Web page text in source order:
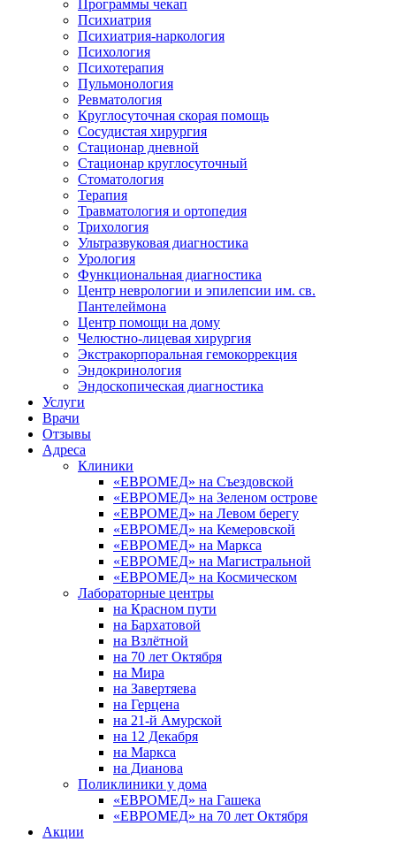
Программы чекап
Психиатрия
Психиатрия-наркология
Психология
Психотерапия
Пульмонология
Ревматология
Круглосуточная скорая помощь
Сосудистая хирургия
Стационар дневной
Стационар круглосуточный
Стоматология
Терапия
Травматология и ортопедия
Трихология
Ультразвуковая диагностика
Урология
Функциональная диагностика
Центр неврологии и эпилепсии им. св.
Пантелеймона
Центр помощи на дому
Челюстно-лицевая хирургия
Экстракорпоральная гемокоррекция
Эндокринология
Эндоскопическая диагностика
Услуги
Врачи
Отзывы
Адреса
Клиники
«ЕВРОМЕД» на Съездовской
«ЕВРОМЕД» на Зеленом острове
«ЕВРОМЕД» на Левом берегу
«ЕВРОМЕД» на Кемеровской
«ЕВРОМЕД» на Маркса
«ЕВРОМЕД» на Магистральной
«ЕВРОМЕД» на Космическом
Лабораторные центры
на Красном пути
на Бархатовой
на Взлётной
на 70 лет Октября
на Мира
на Завертяева
на Герцена
на 21-й Амурской
на 12 Декабря
на Маркса
на Дианова
Поликлиники у дома
«ЕВРОМЕД» на Гашека
«ЕВРОМЕД» на 70 лет Октября
Акции